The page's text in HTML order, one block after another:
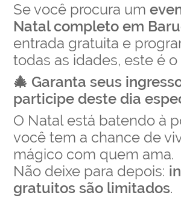
Se você procura um
Natal completo em
entrada gratuita e
todas as idades, este é
🎄 Garanta seus
participe deste dia
O Natal está batendo à
você tem a chance de
mágico com quem ama.
Não deixe para depois:
gratuitos são limitados.